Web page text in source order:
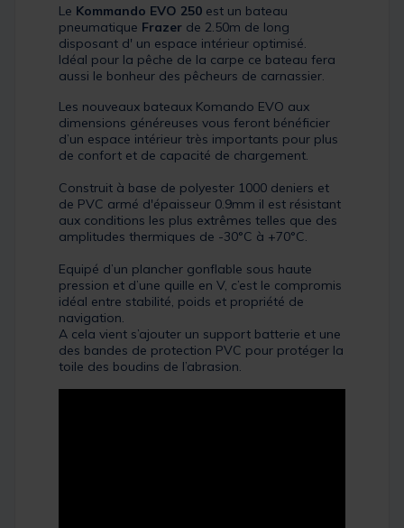
Le Kommando EVO 250 est un bateau
pneumatique Frazer de 2.50m de long
disposant d' un espace intérieur optimisé.
Idéal pour la pêche de la carpe ce bateau fera
aussi le bonheur des pêcheurs de carnassier.
Les nouveaux bateaux Komando EVO aux
dimensions généreuses vous feront bénéficier
d’un espace intérieur très importants pour plus
de confort et de capacité de chargement.
Construit à base de polyester 1000 deniers et
de PVC armé d'épaisseur 0.9mm il est résistant
aux conditions les plus extrêmes telles que des
amplitudes thermiques de -30°C à +70°C.
Equipé d’un plancher gonflable sous haute
pression et d’une quille en V, c’est le compromis
idéal entre stabilité, poids et propriété de
navigation.
A cela vient s’ajouter un support batterie et une
des bandes de protection PVC pour protéger la
toile des boudins de l’abrasion.